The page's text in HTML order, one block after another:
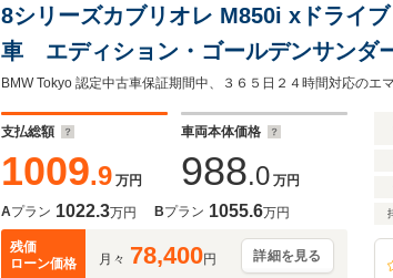
8シリーズカブリオレ M850i xドライ
車 エディション・ゴールデンサン
B&Wオーディオ・システム
BMW Tokyo 認定中古車保証期間中、３６５日２４時間対応のエ
支払総額
1009.9 万円
車両本体価格
988.0 万円
Aプラン 1022.3万円 Bプラン 1055.6万円
残価
ローン価格
月々 78,400円 詳細を見る